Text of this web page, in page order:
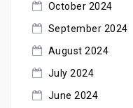
October 2024
September 2024
August 2024
July 2024
June 2024